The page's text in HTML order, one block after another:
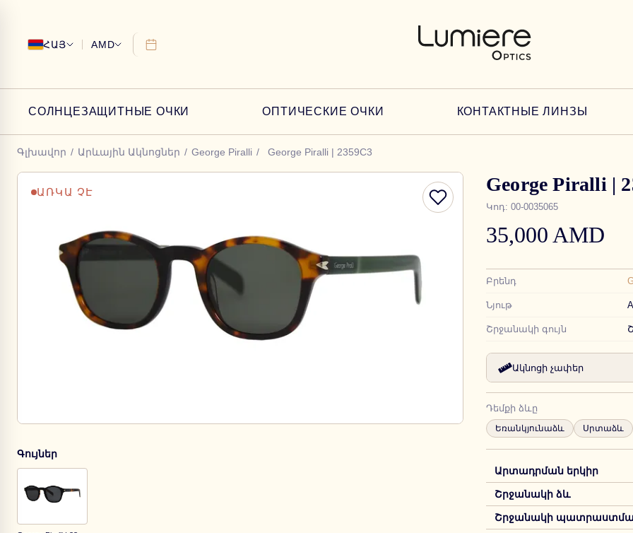
ՀԱՅ AMD
СОЛНЦЕЗАЩИТНЫЕ ОЧКИ ОПТИЧЕСКИЕ ОЧКИ КОНТАКТНЫЕ ЛИНЗЫ
Գլխավոր / Արևային Ակնոցներ / George Piralli / George Piralli | 2359C3
ԱՌԿԱ ՉԷ
Գույներ
George Piralli |
Կոդ: 00-0035065
35,000 AMD
Բրենդ
Նյութ
Շրջանակի գույն
Ակնոցի չափեր
Դեմքի ձևը
Եռանկյունաձև Սրտաձև
Արտադրման երկիր
Շրջանակի ձև
Շրջանակի պատրաստման